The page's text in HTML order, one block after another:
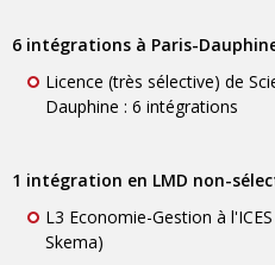
6 intégrations à Paris-
Licence (très sélective) de
Dauphine : 6 intégrations
1 intégration en LMD non-
L3 Economie-Gestion à
Skema)